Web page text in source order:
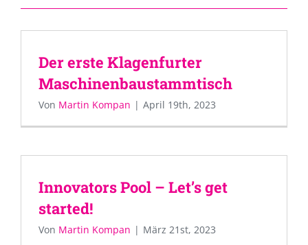
Der erste Klagenfurter
Maschinenbaustammtisch
Von Martin Kompan | April 19th, 2023
Innovators Pool – Let’s get
started!
Von Martin Kompan | März 21st, 2023